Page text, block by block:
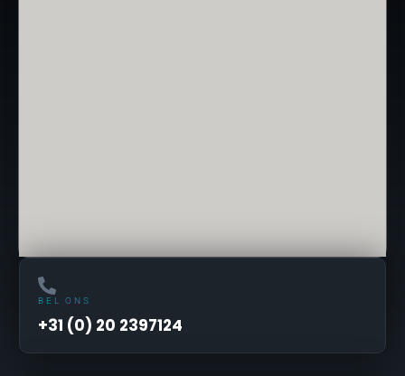
BEL ONS
+31 (0) 20 2397124